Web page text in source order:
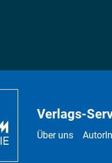
Verlags-
Über uns